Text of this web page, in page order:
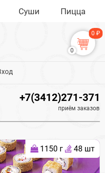
Суши Пицца
0
0 ₽
+7(3412)271-371
приём заказов
1150 г 48 шт